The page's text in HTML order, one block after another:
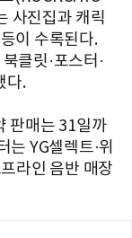
사진집과 캐릭
이 수록된다.
클릿·포스터·
다.
판매는 31일까
YG셀렉트·위
라인 음반 매장